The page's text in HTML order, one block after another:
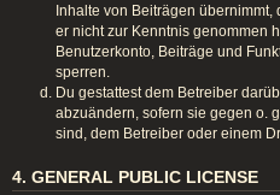
Inhalte von Beiträgen
er nicht zur Kenntnis genommen
Benutzerkonto, Beiträge und
sperren.
Du gestattest dem Betreiber
abzuändern, sofern sie gegen o.
sind, dem Betreiber oder einem
4. GENERAL PUBLIC LICENSE